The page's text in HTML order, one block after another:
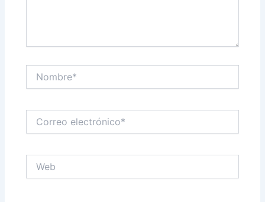
electrónico*